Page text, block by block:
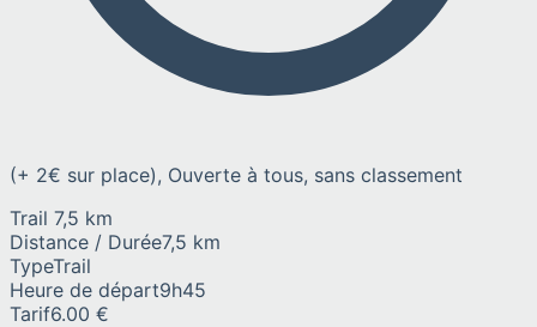
(+ 2€ sur place), Ouverte à tous, sans classement
Trail 7,5 km
Distance / Durée7,5 km
TypeTrail
Heure de départ9h45
Tarif6.00 €